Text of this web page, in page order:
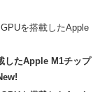
を搭載したApple
したApple M1チップ